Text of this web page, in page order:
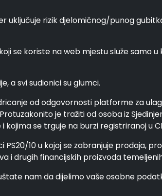
uključuje rizik djelomičnog/punog
se koriste na web mjestu služe samo
a svi sudionici su glumci.
od odgovornosti platforme za
je tražiti od osoba iz
se trguje na burzi registriranoj u
PS20/10 u kojoj se zabranjuje prodaja,
i drugih financijskih proizvoda
nam da dijelimo vaše osobne